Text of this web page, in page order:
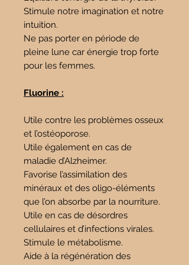
Stimule notre imagination et notre
intuition.
Ne pas porter en période de
pleine lune car énergie trop forte
pour les femmes.
Fluorine :
Utile contre les problèmes osseux
et l’ostéoporose.
Utile également en cas de
maladie d’Alzheimer.
Favorise l’assimilation des
minéraux et des oligo-éléments
que l’on absorbe par la nourriture.
Utile en cas de désordres
cellulaires et d’infections virales.
Stimule le métabolisme.
Aide à la régénération des